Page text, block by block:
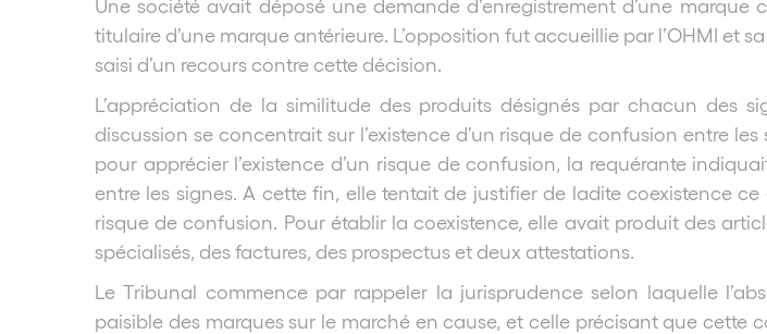
Une société avait déposé une demande d’enregistrement d’une
titulaire d’une marque antérieure. L’opposition fut accueillie par l’OHMI et
saisi d’un recours contre cette décision.
L’appréciation de la similitude des produits désignés par chacun des
discussion se concentrait sur l’existence d’un risque de confusion entre
pour apprécier l’existence d’un risque de confusion, la requérante
entre les signes. A cette fin, elle tentait de justifier de ladite coexistence
risque de confusion. Pour établir la coexistence, elle avait produit des
spécialisés, des factures, des prospectus et deux attestations.
Le Tribunal commence par rappeler la jurisprudence selon laquelle
paisible des marques sur le marché en cause, et celle précisant que